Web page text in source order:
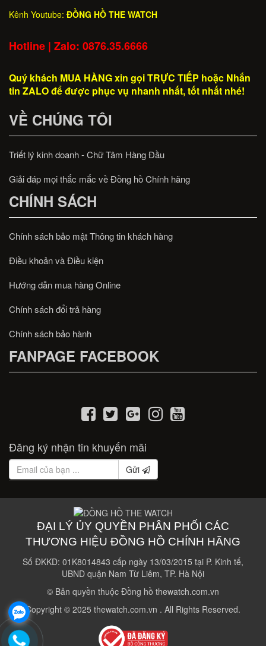
Kênh Youtube: ĐỒNG HỒ THE WATCH
Hotline | Zalo: 0876.35.6666
Quý khách MUA HÀNG xin gọi TRỰC TIẾP hoặc Nhắn
tin ZALO để được phục vụ nhanh nhất, tốt nhất nhé!
VỀ CHÚNG TÔI
Triết lý kinh doanh - Chữ Tâm Hàng Đầu
Giải đáp mọi thắc mắc về Đồng hồ Chính hãng
CHÍNH SÁCH
Chính sách bảo mật Thông tin khách hàng
Điều khoản và Điều kiện
Hướng dẫn mua hàng Online
Chính sách đổi trả hàng
Chính sách bảo hành
FANPAGE FACEBOOK
Đăng ký nhận tin khuyến mãi
Gửi
ĐẠI LÝ ỦY QUYỀN PHÂN PHỐI CÁC
THƯƠNG HIỆU ĐỒNG HỒ CHÍNH HÃNG
Số ĐKKD: 01K8014843 cấp ngày 13/03/2015 tại P. Kinh tế,
UBND quận Nam Từ Liêm, TP. Hà Nội
© Bản quyền thuộc Đồng hồ thewatch.com.vn
Copyright © 2025 thewatch.com.vn . All Rights Reserved.
.